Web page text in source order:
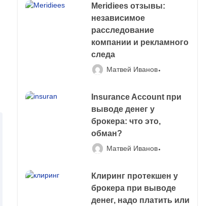
Meridiees отзывы:
независимое
расследование
компании и рекламного
следа
Матвей Иванов
Insurance Account при
выводе денег у
брокера: что это,
обман?
Матвей Иванов
Клиринг протекшен у
брокера при выводе
денег, надо платить или